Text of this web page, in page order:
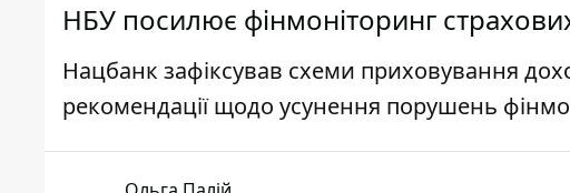
НБУ посилює фінмоніторинг
Нацбанк зафіксував схеми приховування
рекомендації щодо усунення порушень